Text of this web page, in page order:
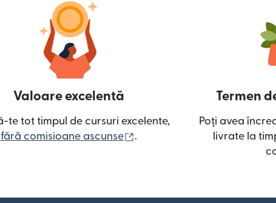
Valoare excelentă
te tot timpul de cursuri excelente,
fără comisioane ascunse
(se deschide într-o
.
Termen
Poți avea
livrate la